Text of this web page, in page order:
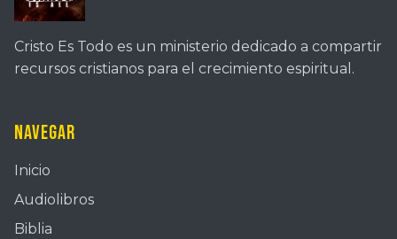
Cristo Es Todo es un ministerio dedicado a compartir
recursos cristianos para el crecimiento espiritual.
Navegar
Inicio
Audiolibros
Biblia